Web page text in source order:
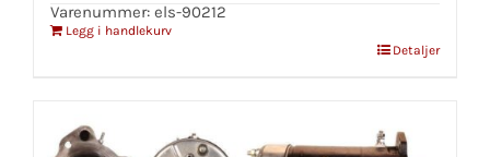
Varenummer: els-90212
Legg i handlekurv
Detaljer